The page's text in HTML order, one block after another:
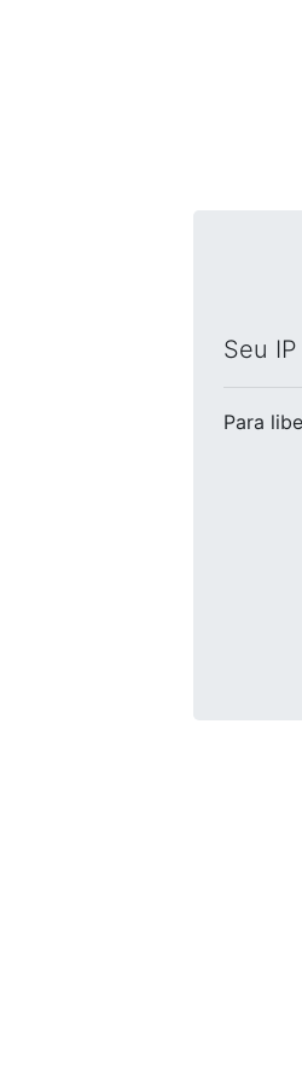
Seu
Para